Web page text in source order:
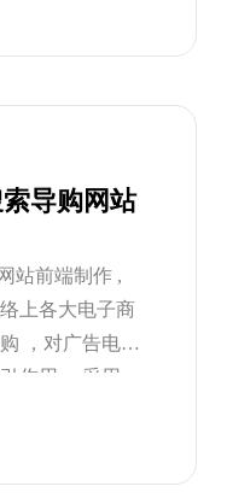
我们一览html5
导购网站
站前端制作 ,
上各大电子商
，对广告电子
作用 ，采用